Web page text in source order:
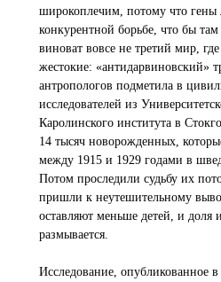
широкоплечим, потому что
конкурентной борьбе, что бы
виноват вовсе не третий мир,
жестокие: «антидарвиновский»
антропологов подметила в
исследователей из
Каролинского института в
14 тысяч новорожденных,
между 1915 и 1929 годами в
Потом проследили судьбу их
пришли к неутешительному
оставляют меньше детей, и доля
размывается.
Исследование, опубликованное